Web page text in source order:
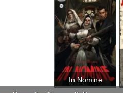
In Nomine